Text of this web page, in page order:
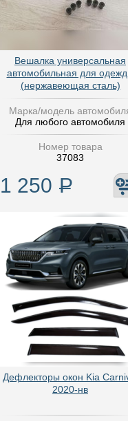
Вешалка универсальная
автомобильная для
(нержавеющая сталь)
Марка/модель
Для любого автомобиля
Номер товара
37083
1 250 Р
Дефлекторы окон Kia
2020-нв